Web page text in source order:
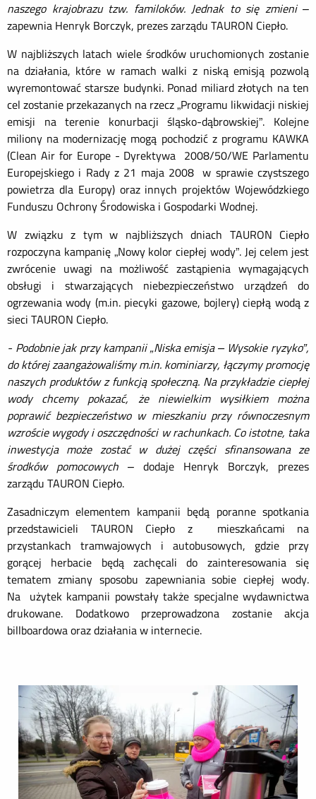
naszego krajobrazu tzw. familoków. Jednak to się zmieni–
zapewnia Henryk Borczyk, prezes zarządu TAURON Ciepło.
W najbliższych latach wiele środków uruchomionych zostanie
na działania, które w ramach walki z niską emisją pozwolą
wyremontować starsze budynki. Ponad miliard złotych na ten
cel zostanie przekazanych na rzecz „Programu likwidacji niskiej
emisji na terenie konurbacji śląsko-dąbrowskiej”. Kolejne
miliony na modernizację mogą pochodzić z programu KAWKA
(Clean Air for Europe - Dyrektywa 2008/50/WE Parlamentu
Europejskiego i Rady z 21 maja 2008 w sprawie czystszego
powietrza dla Europy) oraz innych projektów Wojewódzkiego
Funduszu Ochrony Środowiska i Gospodarki Wodnej.
W związku z tym w najbliższych dniach TAURON Ciepło
rozpoczyna kampanię „Nowy kolor ciepłej wody”. Jej celem jest
zwrócenie uwagi na możliwość zastąpienia wymagających
obsługi i stwarzających niebezpieczeństwo urządzeń do
ogrzewania wody (m.in. piecyki gazowe, bojlery) ciepłą wodą z
sieci TAURON Ciepło.
- Podobnie jak przy kampanii „Niska emisja – Wysokie ryzyko”,
do której zaangażowaliśmy m.in. kominiarzy, łączymy promocję
naszych produktów z funkcją społeczną. Na przykładzie ciepłej
wody chcemy pokazać, że niewielkim wysiłkiem można
poprawić bezpieczeństwo w mieszkaniu przy równoczesnym
wzroście wygody i oszczędności w rachunkach. Co istotne, taka
inwestycja może zostać w dużej części sfinansowana ze
środków pomocowych – dodaje Henryk Borczyk, prezes
zarządu TAURON Ciepło.
Zasadniczym elementem kampanii będą poranne spotkania
przedstawicieli TAURON Ciepło z mieszkańcami na
przystankach tramwajowych i autobusowych, gdzie przy
gorącej herbacie będą zachęcali do zainteresowania się
tematem zmiany sposobu zapewniania sobie ciepłej wody.
Na użytek kampanii powstały także specjalne wydawnictwa
drukowane. Dodatkowo przeprowadzona zostanie akcja
billboardowa oraz działania w internecie.